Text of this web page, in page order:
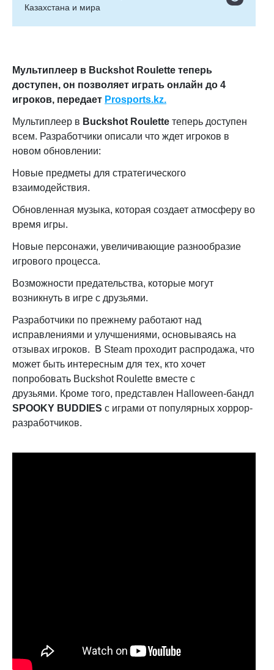
Казахстана и мира
Мультиплеер в Buckshot Roulette теперь
доступен, он позволяет играть онлайн до 4
игроков, передает Prosports.kz.
Мультиплеер в Buckshot Roulette теперь доступен
всем. Разработчики описали что ждет игроков в
новом обновлении:
Новые предметы для стратегического
взаимодействия.
Обновленная музыка, которая создает атмосферу во
время игры.
Новые персонажи, увеличивающие разнообразие
игрового процесса.
Возможности предательства, которые могут
возникнуть в игре с друзьями.
Разработчики по прежнему работают над
исправлениями и улучшениями, основываясь на
отзывах игроков.
В Steam проходит распродажа, что
может быть интересным для тех, кто хочет
попробовать Buckshot Roulette вместе с
друзьями. Кроме того, представлен Halloween-бандл
SPOOKY BUDDIES с играми от популярных хоррор-
разработчиков.